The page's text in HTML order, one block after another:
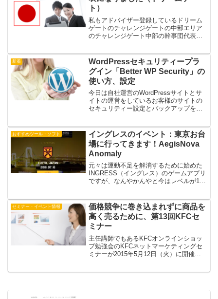
ト）
私もアドバイザー登録しているドリーム
ゲートのチャレンジゲートの中部エリア
のチャレンジゲート中部の幹事団代表に
新着
WordPressセキュリティープラ
グイン「Better WP Security」の
使い方、設定
今日は自社運営のWordPressサイトとサ
イトの運営をしているお客様のサイトの
セキュリティー設定とバックアップをし
プ）の使い方を紹介します
おすすめツール・ソフト
イングレスのイベント：東京お台
場に行ってきます！AegisNova
Anomaly
元々は運動不足を解消するために始めた
INGRESS（イングレス）のゲームアプリ
ですが、なんやかんやと今はレベルが10
ておきますね。ちなみに出張時もせっか
くなので、遠方で...
セミナー・イベント情報
価格競争に巻き込まれずに商品を
高く売るために、第13回KFCセ
ミナー
主任講師でもあるKFCオンラインショッ
プ勉強会のKFCネットマーケティングセ
ミナーが2015年5月12日（火）に開催さ